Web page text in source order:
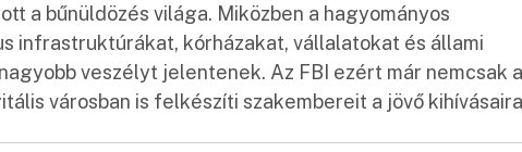
a bűnüldözés világa. Miközben a hagyományos
infrastruktúrákat, kórházakat, vállalatokat és állami
veszélyt jelentenek. Az FBI ezért már nemcsak a
városban is felkészíti szakembereit a jövő